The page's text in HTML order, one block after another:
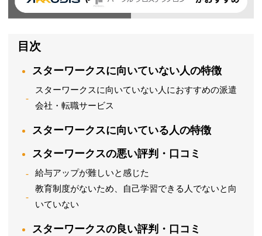
目次
スターワークスに向いていない人の特徴
スターワークスに向いていない人におすすめの派遣
会社・転職サービス
スターワークスに向いている人の特徴
スターワークスの悪い評判・口コミ
給与アップが難しいと感じた
教育制度がないため、自己学習できる人でないと向
いていない
スターワークスの良い評判・口コミ